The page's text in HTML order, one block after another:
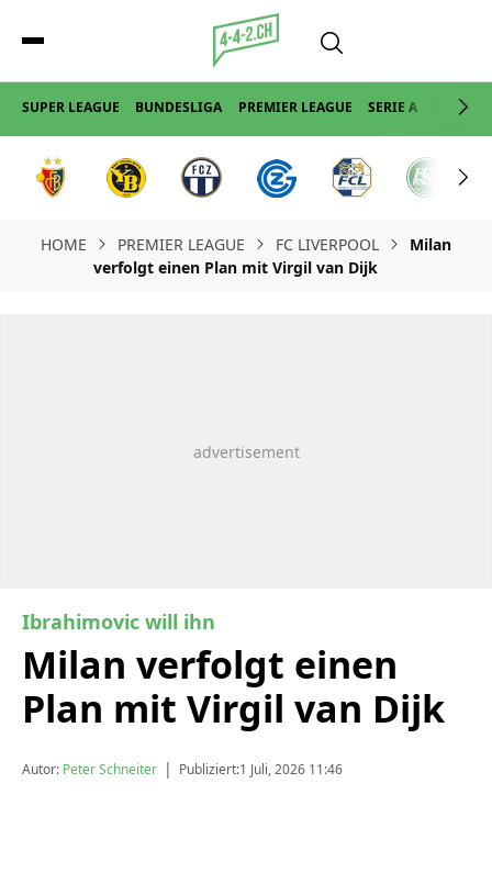
SUPER LEAGUE BUNDESLIGA PREMIER LEAGUE SERIE A LA LIGA
HOME PREMIER LEAGUE FC LIVERPOOL
Milan
verfolgt einen Plan mit Virgil van Dijk
Ibrahimovic will ihn
Milan verfolgt einen
Plan mit Virgil van Dijk
Autor: Peter Schneiter | Publiziert:1 Juli, 2026 11:46